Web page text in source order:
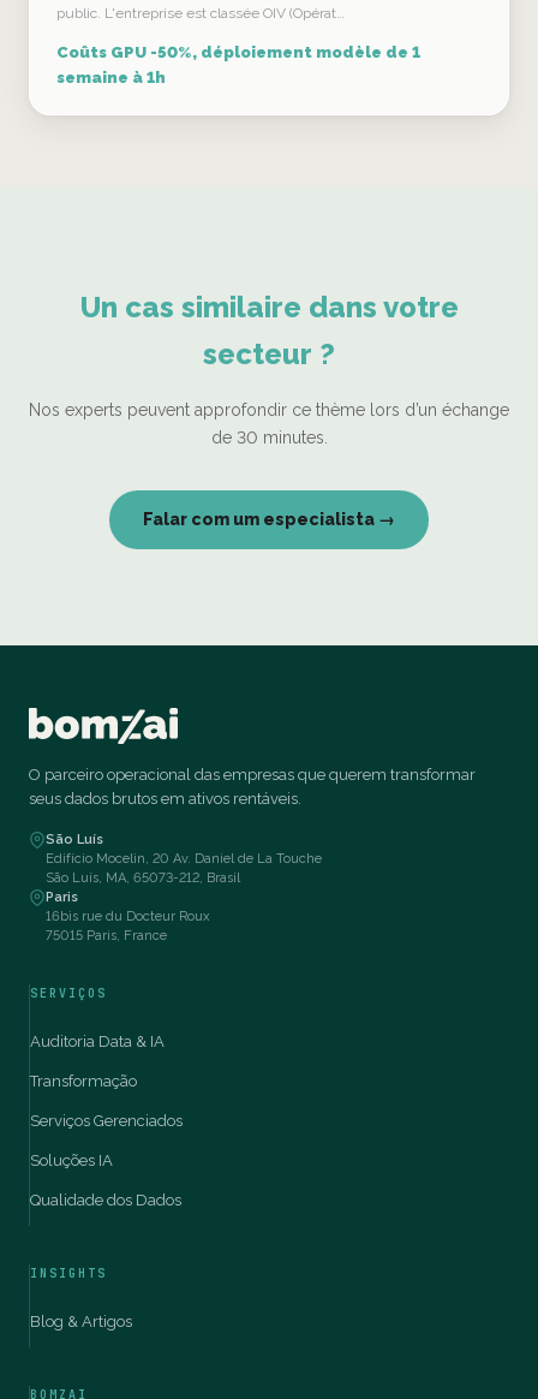
public. L'entreprise est classée OIV (Opérat…
Coûts GPU -50%, déploiement modèle de 1
semaine à 1h
Un cas similaire dans votre
secteur ?
Nos experts peuvent approfondir ce thème lors d’un échange
de 30 minutes.
Falar com um especialista →
O parceiro operacional das empresas que querem transformar
seus dados brutos em ativos rentáveis.
São Luís
Edifício Mocelin, 20 Av. Daniel de La Touche
São Luís, MA, 65073-212, Brasil
Paris
16bis rue du Docteur Roux
75015 Paris, France
SERVIÇOS
Auditoria Data & IA
Transformação
Serviços Gerenciados
Soluções IA
Qualidade dos Dados
INSIGHTS
Blog & Artigos
BOMZAI